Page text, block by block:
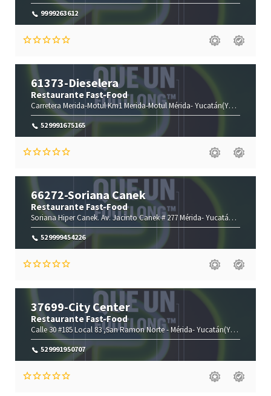
9999263612
61373-Dieselera
Restaurante Fast-Food
Carretera Merida-Motul Km1 Merida-MotulMérida-Yucatán(YUC)
529991675165
66272-Soriana Canek
Restaurante Fast-Food
Soriana Hiper Canek. Av. Jacinto Canek # 277Mérida-Yucatán(YUC)
529999454226
37699-City Center
Restaurante Fast-Food
Calle 30 #185 Local 83 ,San Ramon Norte -Mérida-Yucatán(YUC)
529991950707